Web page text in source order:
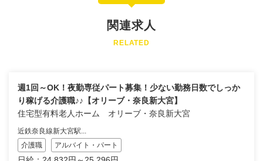
関連求人
RELATED
週1回～OK！夜勤専従パート募集！少ない勤務日数でしっか
り稼げる介護職♪♪【オリーブ・奈良新大宮】
住宅型有料老人ホーム オリーブ・奈良新大宮
近鉄奈良線新大宮駅...
介護職
アルバイト・パート